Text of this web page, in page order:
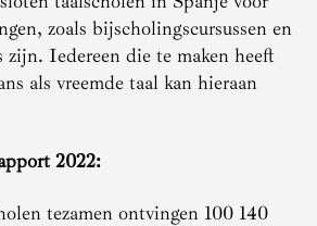
zoals bijscholingscursussen en
zijn. Iedereen die te maken heeft
als vreemde taal kan hieraan
2022:
tezamen ontvingen 100 140